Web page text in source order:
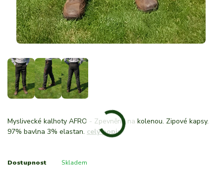
Myslivecké kalhoty AFRO - Zpevněno na kolenou. Zipové kapsy.
97% bavlna 3% elastan. celý popis
Dostupnost Skladem